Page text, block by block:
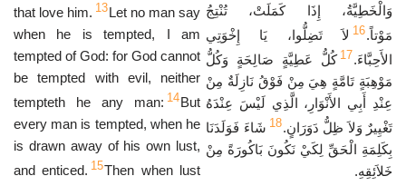
that love him. 13Let no man say
when he is tempted, I am
tempted of God: for God cannot
be tempted with evil, neither
tempteth he any man: 14But
every man is tempted, when he
is drawn away of his own lust,
and enticed. 15Then when lust
وَالْخَطِيَّةُ، إِذَا كَمَلَتْ، تُنْتِجُ
مَوْتاً.16 لاَ تَضِلُّوا، يَا إِخْوَتِي
الأَحِبَّاءَ.17 كُلُّ عَطِيَّةٍ صَالِحَةٍ وَكُلُّ
مَوْهِبَةٍ تَامَّةٍ هِيَ مِنْ فَوْقُ نَازِلَةٌ مِنْ
عِنْدِ أَبِي الأَنْوَارِ، الَّذِي لَيْسَ عِنْدَهُ
تَغْيِيرٌ وَلاَ ظِلُّ دَوَرَانٍ.18 شَاءَ فَوَلَدَنَا
بِكَلِمَةِ الْحَقِّ لِكَيْ نَكُونَ بَاكُورَةً مِنْ
خَلاَئِقِهِ.